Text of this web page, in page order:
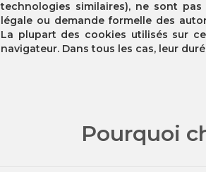
technologies similaires), ne sont
légale ou demande formelle des
La plupart des cookies utilisés sur
navigateur. Dans tous les cas, leur
Pourquoi